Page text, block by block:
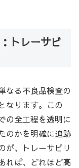
トレーサビ
なる不良品検査の
なります。この
の全工程を透明に
のかを明確に追跡
が、トレーサビリ
れば、どれほど高